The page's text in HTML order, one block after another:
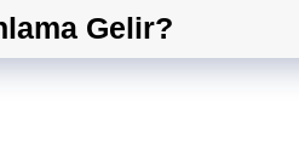
Gelir?